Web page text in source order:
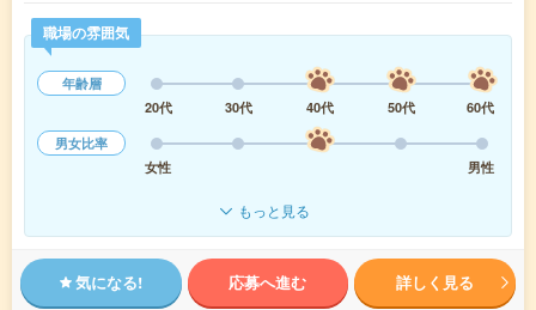
職場の雰囲気
年齢層
20代
30代 40代 50代
60代
男女比率
女性
男性
もっと見る
気になる! 応募へ進む 詳しく見る